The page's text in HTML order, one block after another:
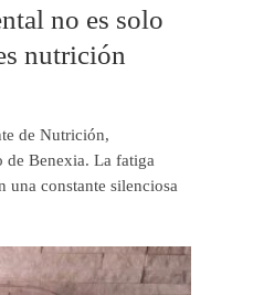
no es solo
nutrición
de Nutrición,
Benexia. La fatiga
una constante silenciosa